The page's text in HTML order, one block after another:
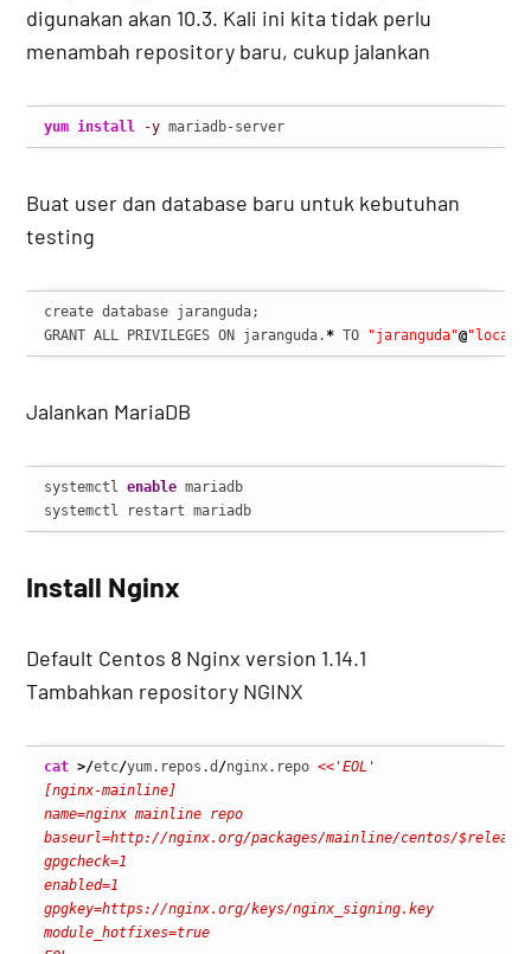
digunakan akan 10.3. Kali ini kita tidak perlu
menambah repository baru, cukup jalankan
yum install -y mariadb-server
Buat user dan database baru untuk kebutuhan
testing
create database jaranguda;
GRANT ALL PRIVILEGES ON jaranguda.* TO "jaranguda"@
Jalankan MariaDB
systemctl enable mariadb
systemctl restart mariadb
Install Nginx
Default Centos 8 Nginx version 1.14.1
Tambahkan repository NGINX
cat >/etc/yum.repos.d /nginx.repo <<'EOL'
[nginx-mainline]
name=nginx mainline repo
baseurl=http://nginx.org/packages/mainline/centos/
gpgcheck=1
enabled=1
gpgkey=https://nginx.org/keys/nginx_signing.key
module_hotfixes=true